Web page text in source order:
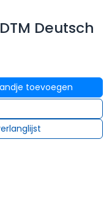
Deutsch
toevoegen